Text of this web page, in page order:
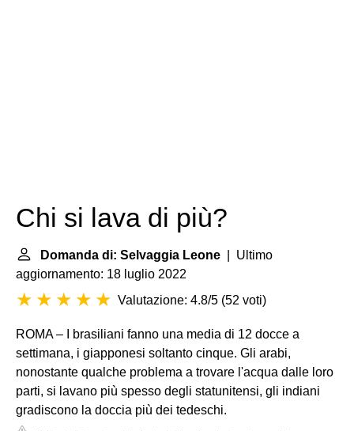
Chi si lava di più?
Domanda di: Selvaggia Leone | Ultimo
aggiornamento: 18 luglio 2022
Valutazione: 4.8/5 (52 voti)
ROMA – I brasiliani fanno una media di 12 docce a
settimana, i giapponesi soltanto cinque. Gli arabi,
nonostante qualche problema a trovare l'acqua dalle loro
parti, si lavano più spesso degli statunitensi, gli indiani
gradiscono la doccia più dei tedeschi.